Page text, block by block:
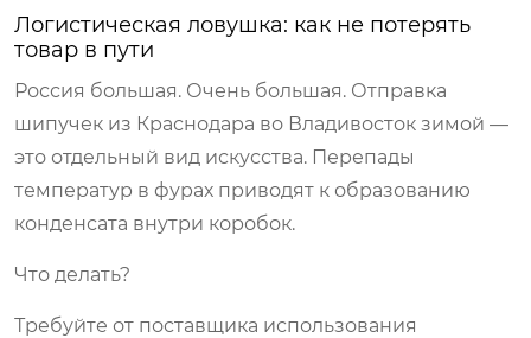
Логистическая ловушка: как не потерять
товар в пути
Россия большая. Очень большая. Отправка
шипучек из Краснодара во Владивосток зимой —
это отдельный вид искусства. Перепады
температур в фурах приводят к образованию
конденсата внутри коробок.
Что делать?
Требуйте от поставщика использования